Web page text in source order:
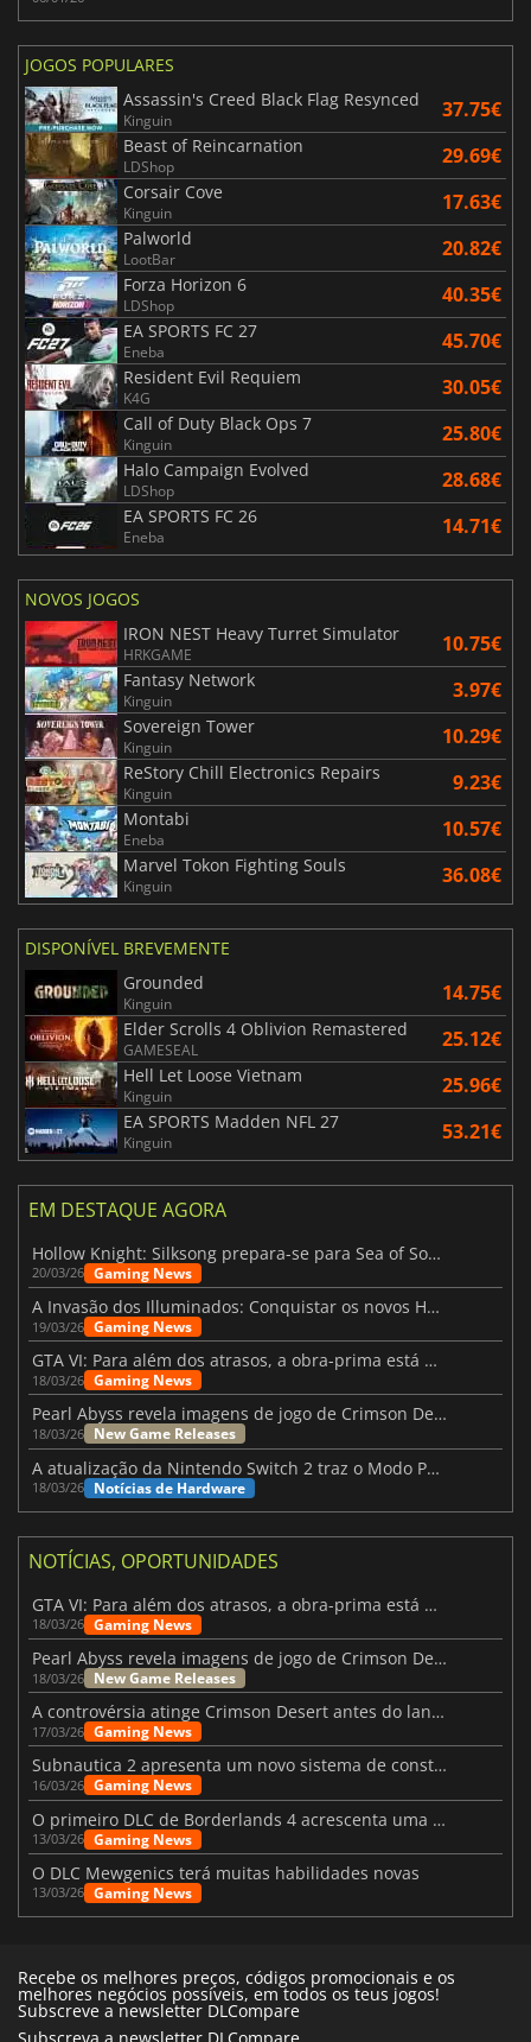
JOGOS POPULARES
Assassin's Creed Black Flag Resynced
Kinguin 37.75€
Beast of Reincarnation
LDShop 29.69€
Corsair Cove
Kinguin 17.63€
Palworld
LootBar 20.82€
Forza Horizon 6
LDShop 40.35€
EA SPORTS FC 27
Eneba 45.70€
Resident Evil Requiem
K4G 30.05€
Call of Duty Black Ops 7
Kinguin 25.80€
Halo Campaign Evolved
LDShop 28.68€
EA SPORTS FC 26
Eneba 14.71€
NOVOS JOGOS
IRON NEST Heavy Turret Simulator
HRKGAME 10.75€
Fantasy Network
Kinguin 3.97€
Sovereign Tower
Kinguin 10.29€
ReStory Chill Electronics Repairs
Kinguin 9.23€
Montabi
Eneba 10.57€
Marvel Tokon Fighting Souls
Kinguin 36.08€
DISPONÍVEL BREVEMENTE
Grounded
Kinguin 14.75€
Elder Scrolls 4 Oblivion Remastered
GAMESEAL 25.12€
Hell Let Loose Vietnam
Kinguin 25.96€
EA SPORTS Madden NFL 27
Kinguin 53.21€
EM DESTAQUE AGORA
Hollow Knight: Silksong prepara-se para Sea of Sorrow com um patch
20/03/26 Gaming News
A Invasão dos Illuminados: Conquistar os novos Helldivers 2 Atualização!
19/03/26 Gaming News
GTA VI: Para além dos atrasos, a obra-prima está quase a chegar
18/03/26 Gaming News
Pearl Abyss revela imagens de jogo de Crimson Desert para a PS5
18/03/26 New Game Releases
A atualização da Nintendo Switch 2 traz o Modo Portátil aos jogos mais antigos da Switch
18/03/26 Notícias de Hardware
NOTÍCIAS, OPORTUNIDADES
GTA VI: Para além dos atrasos, a obra-prima está quase a chegar
18/03/26 Gaming News
Pearl Abyss revela imagens de jogo de Crimson Desert para a PS5
18/03/26 New Game Releases
A controvérsia atinge Crimson Desert antes do lançamento
17/03/26 Gaming News
Subnautica 2 apresenta um novo sistema de construção de bases
16/03/26 Gaming News
O primeiro DLC de Borderlands 4 acrescenta uma nova personagem e muito mais
13/03/26 Gaming News
O DLC Mewgenics terá muitas habilidades novas
13/03/26 Gaming News
Recebe os melhores preços, códigos promocionais e os
melhores negócios possíveis, em todos os teus jogos!
Subscreve a newsletter DLCompare